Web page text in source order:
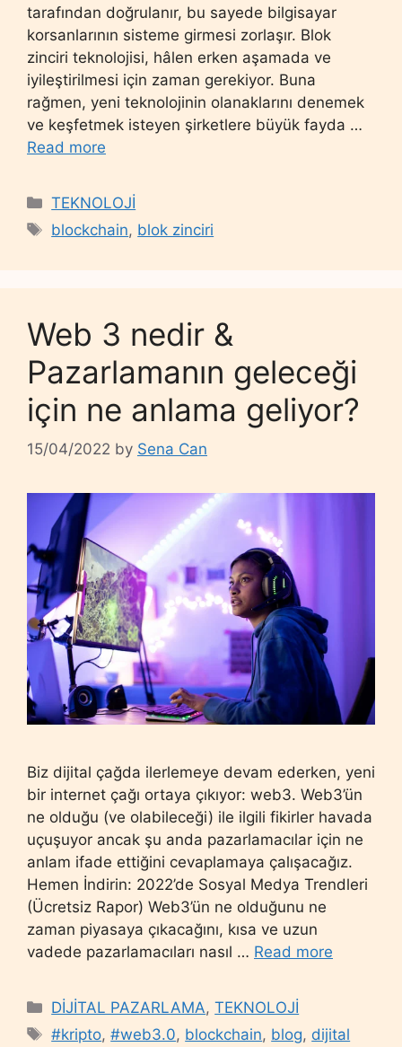
tarafından doğrulanır, bu sayede bilgisayar
korsanlarının sisteme girmesi zorlaşır. Blok
zinciri teknolojisi, hâlen erken aşamada ve
iyileştirilmesi için zaman gerekiyor. Buna
rağmen, yeni teknolojinin olanaklarını denemek
ve keşfetmek isteyen şirketlere büyük fayda …
Read more
Categories
TEKNOLOJİ
Tags
blockchain, blok zinciri
Web 3 nedir &
Pazarlamanın geleceği
için ne anlama geliyor?
15/04/2022 by Sena Can
Biz dijital çağda ilerlemeye devam ederken, yeni
bir internet çağı ortaya çıkıyor: web3. Web3’ün
ne olduğu (ve olabileceği) ile ilgili fikirler havada
uçuşuyor ancak şu anda pazarlamacılar için ne
anlam ifade ettiğini cevaplamaya çalışacağız.
Hemen İndirin: 2022’de Sosyal Medya Trendleri
(Ücretsiz Rapor) Web3’ün ne olduğunu ne
zaman piyasaya çıkacağını, kısa ve uzun
vadede pazarlamacıları nasıl … Read more
Categories
DİJİTAL PAZARLAMA,TEKNOLOJİ
Tags
#kripto,#web3.0, blockchain, blog, dijital